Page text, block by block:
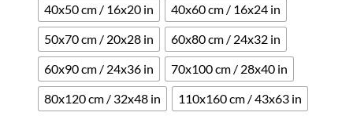
40x50 cm / 16x20 in
40x60 cm / 16x24 in
50x70 cm / 20x28 in
60x80 cm / 24x32 in
60x90 cm / 24x36 in
70x100 cm / 28x40 in
80x120 cm / 32x48 in
110x160 cm / 43x63 in